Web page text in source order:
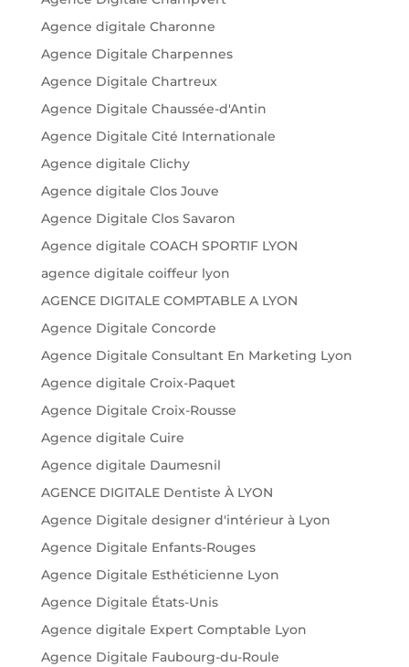
Agence digitale Charonne
Agence Digitale Charpennes
Agence Digitale Chartreux
Agence Digitale Chaussée-d'Antin
Agence Digitale Cité Internationale
Agence digitale Clichy
Agence digitale Clos Jouve
Agence Digitale Clos Savaron
Agence digitale COACH SPORTIF LYON
agence digitale coiffeur lyon
AGENCE DIGITALE COMPTABLE A LYON
Agence Digitale Concorde
Agence Digitale Consultant En Marketing Lyon
Agence digitale Croix-Paquet
Agence Digitale Croix-Rousse
Agence digitale Cuire
Agence digitale Daumesnil
AGENCE DIGITALE Dentiste À LYON
Agence Digitale designer d'intérieur à Lyon
Agence Digitale Enfants-Rouges
Agence Digitale Esthéticienne Lyon
Agence Digitale États-Unis
Agence digitale Expert Comptable Lyon
Agence Digitale Faubourg-du-Roule